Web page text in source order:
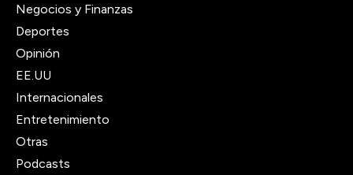
Negocios y Finanzas
Deportes
Opinión
EE.UU
Internacionales
Entretenimiento
Otras
Podcasts